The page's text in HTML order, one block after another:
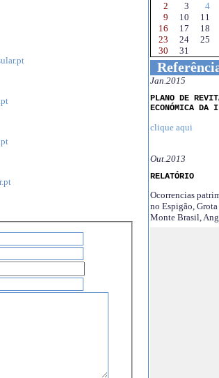
2
3 4
9
10 11
16
17 18
23
24 25
30
31
Jan.2015
PLANO DE
ECONÓMICA DA
clique aqui
Out.2013
RELATÓRIO
Ocorrencias
no Espigão,
Monte Brasil,